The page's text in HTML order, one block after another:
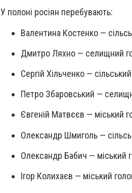
У полоні росіян перебувають:
Валентина Костенко —
Дмитро Ляхно — селищний
Сергій Хільченко —
Петро Збаровський —
Євгеній Матвєєв — міський
Олександр Шмиголь —
Олександр Бабич — міський
Ігор Колихаєв — міський